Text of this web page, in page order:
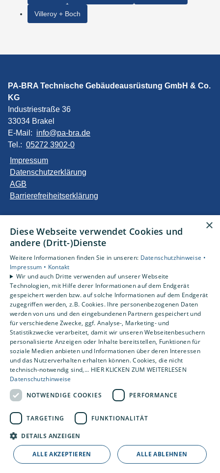
Villeroy + Boch
PA-BRA Technische Gebäudeausrüstung GmbH & Co.
KG
Industriestraße 36
33034 Brakel
E-Mail: info@pa-bra.de
Tel.: 05272 3902-0
Impressum
Datenschutzerklärung
AGB
Barrierefreiheitserklärung
Privatkunden
Gewerbekunden
Karriere
Unternehmen
Kontakt
Um externe HTML-Inhalte anzuzeigen, benötigen wir
Ihre Einwilligung.
Weitere Informationen finden Sie in unserer
Datenschutzerklärung.
Cookie-Einstellungen öffnen
×
Diese Webseite verwendet Cookies und
andere (Dritt-)Dienste
Weitere Informationen finden Sie in unseren: Datenschutzhinweise •
Impressum • Kontakt
Wir und auch Dritte verwenden auf unserer Webseite
Technologien, mit Hilfe derer Informationen auf dem Endgerät
gespeichert werden bzw. auf solche Informationen auf dem Endgerät
zugegriffen werden, z.B. Cookies. Ihre personenbezogenen Daten
werden von uns und den eingebundenen Partnern gespeichert und
für verschiedene Zwecke, ggf. Analyse-, Marketing- und
Statistikzwecke verarbeitet, damit wir unseren Webseitenbesuchern
personalisierte Anzeigen oder Inhalte bereitstellen, Funktionen für
soziale Medien anbieten und Informationen über deren Interessen
und das Nutzerverhalten erhalten können. Cookies, die nicht
technisch-notwendig sind,... HIER KLICKEN ZUM WEITERLESEN
Datenschutzhinweise
NOTWENDIGE COOKIES
PERFORMANCE
TARGETING FUNKTIONALITÄT
DETAILS ANZEIGEN
ALLE AKZEPTIEREN ALLE ABLEHNEN